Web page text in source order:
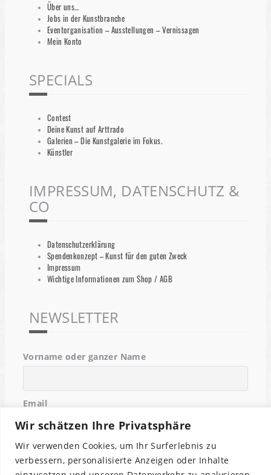
Wir schätzen Ihre Privatsphäre
Wir verwenden Cookies, um Ihr Surferlebnis zu
verbessern, personalisierte Anzeigen oder Inhalte
Über uns…
Jobs in der Kunstbranche
Eventorganisation – Ausstellungen – Vernissagen
Mein Konto
SPECIALS
Contest
Deine Kunst auf Arttrado
Galerien – Die Kunstgalerie im Fokus.
Künstler
IMPRESSUM, DATENSCHUTZ &
CO
Datenschutzerklärung
Spendenkonzept – Kunst für den guten Zweck
Impressum
Wichtige Informationen zum Shop / AGB
NEWSLETTER
Vorname oder ganzer Name
Email
Indem Du fortfährst, akzeptierst Du unsere
Datenschutzerklärung.